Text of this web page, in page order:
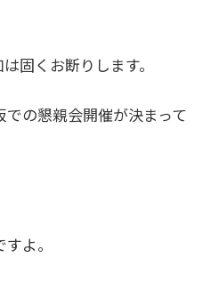
固くお断りします。
の懇親会開催が決まって
よ。